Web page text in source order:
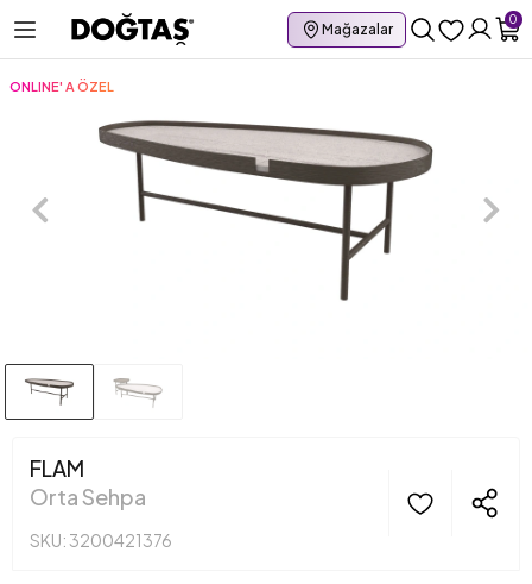
Mağazalar
0
ONLINE' A ÖZEL
FLAM
Orta Sehpa
SKU: 3200421376